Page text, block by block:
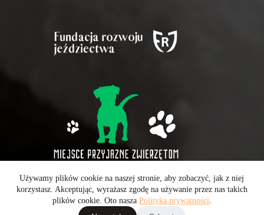
Używamy plików cookie na naszej stronie, aby zobaczyć, jak z niej
korzystasz. Akceptując, wyrażasz zgodę na używanie przez nas takich
plików cookie. Oto nasza Polityka prywatności.
Wszelkie prawa zastrzeżone © 2026 - Operatorem strony jest
CarboMedia Sp. z o.o.